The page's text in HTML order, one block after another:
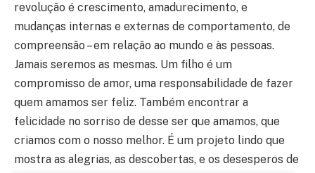
revolução é crescimento, amadurecimento, e
mudanças internas e externas de comportamento, de
compreensão – em relação ao mundo e às pessoas.
Jamais seremos as mesmas. Um filho é um
compromisso de amor, uma responsabilidade de fazer
quem amamos ser feliz. Também encontrar a
felicidade no sorriso de desse ser que amamos, que
criamos com o nosso melhor. É um projeto lindo que
mostra as alegrias, as descobertas, e os desesperos de